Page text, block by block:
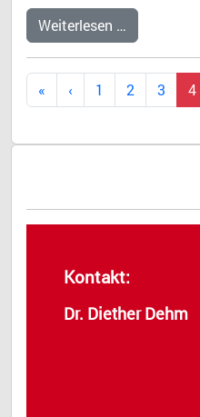
Weiterlesen …
1 2 3 4
Kontakt:
Dr. Diether Dehm